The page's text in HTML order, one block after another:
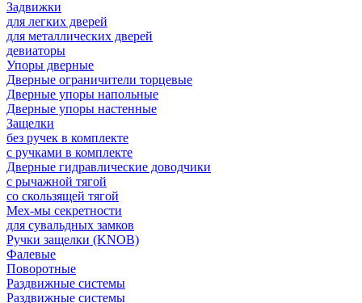
Задвижки
для легких дверей
для металлических дверей
девиаторы
Упоры дверные
Дверные ограничители торцевые
Дверные упоры напольные
Дверные упоры настенные
Защелки
без ручек в комплекте
с ручками в комплекте
Дверные гидравлические доводчики
с рычажной тягой
со скользящей тягой
Мех-мы секретности
для сувальдных замков
Ручки защелки (KNOB)
Фалевые
Поворотные
Раздвижные системы
Раздвижные системы